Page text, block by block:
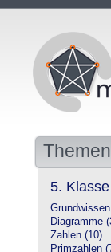
5. Klasse
Diagramme
Zahlen (10)
Primzahlen